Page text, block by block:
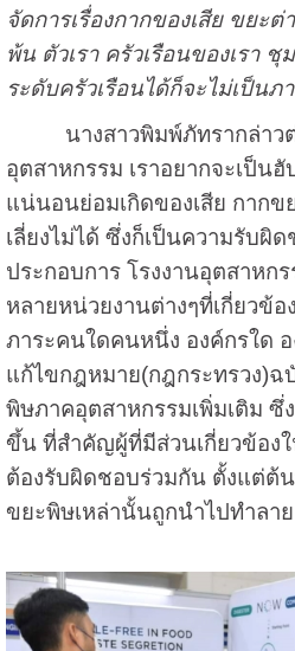
จัดการเรื่องกากของเสีย ขยะ
พ้น ตัวเรา ครัวเรือนของเรา
ระดับครัวเรือนได้ก็จะไม่เป็นภ
นางสาวพิมพ์ภัทรากล่าวต่
อุตสาหกรรม เราอยากจะเป็น
แน่นอนย่อมเกิดของเสีย กากข
เลี่ยงไม่ได้ ซึ่งก็เป็นความรับผิ
ประกอบการ โรงงานอุตสาหก
หลายหน่วยงานต่างๆที่เกี่ยวข้อ
ภาระคนใดคนหนึ่ง องค์กรใด
แก้ไขกฎหมาย(กฎกระทรวง)ฉ
พิษภาคอุตสาหกรรมเพิ่มเติม ซึ่
ขึ้น ที่สำคัญผู้ที่มีส่วนเกี่ยวข้อง
ต้องรับผิดชอบร่วมกัน ตั้งแต่ต้
ขยะพิษเหล่านั้นถูกนำไปทำลาย